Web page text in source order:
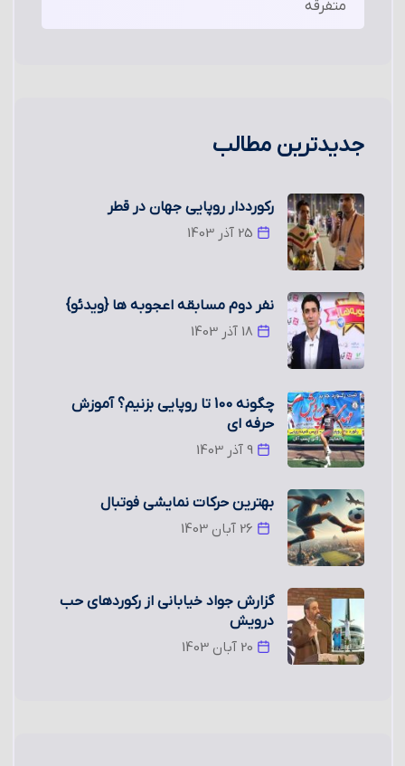
متفرقه
جدیدترین مطالب
رکورددار روپایی جهان در قطر
نفر دوم مسابقه اعجوبه ها {ویدئو}
چگونه 100 تا روپایی بزنیم؟ آموزش
حرفه ای
9 آذر 1403
بهترین حرکات نمایشی فوتبال
گزارش جواد خیابانی از رکوردهای حب
درویش